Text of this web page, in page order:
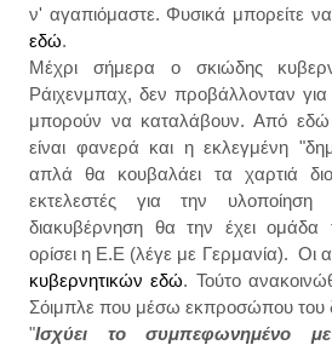
ν' αγαπιόμαστε. Φυσικά μπορείτε
εδώ.
Μέχρι σήμερα ο σκιώδης
Ράιχενμπαχ, δεν προβάλλονταν
μπορούν να καταλάβουν. Από
είναι φανερά και η εκλεγμένη
απλά θα κουβαλάει τα χαρτιά
εκτελεστές για την
διακυβέρνηση θα την έχει
ορίσει η Ε.Ε (λέγε με Γερμανία). Οι
κυβερνητικών εδώ. Τούτο
Σόιμπλε που μέσω εκπροσώπου του
"Ισχύει το συμπεφωνημένο